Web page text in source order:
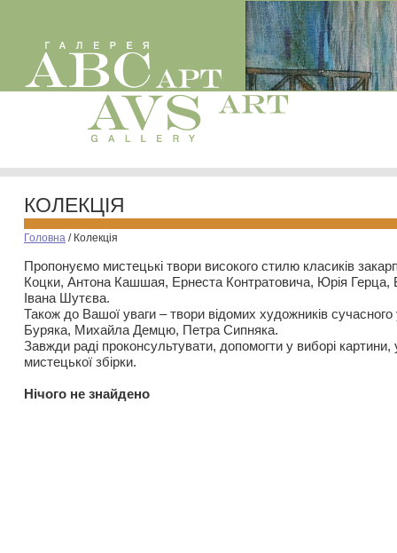
КОЛЕКЦІЯ
Головна / Колекція
Пропонуємо мистецькі твори високого стилю класиків
Коцки, Антона Кашшая, Ернеста Контратовича, Юрія
Івана Шутєва.
Також до Вашої уваги – твори відомих художників
Буряка, Михайла Демцю, Петра Сипняка.
Завжди раді проконсультувати, допомогти у виборі картини,
мистецької збірки.
Нiчого не знайдено